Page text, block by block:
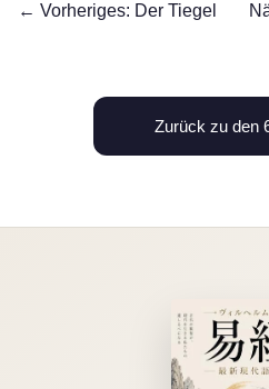
← Vorheriges: Der Tiegel
Zurück zu den